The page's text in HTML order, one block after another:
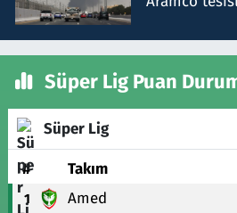
Süper Lig Puan
Süper Lig
# Takım
1 Amed